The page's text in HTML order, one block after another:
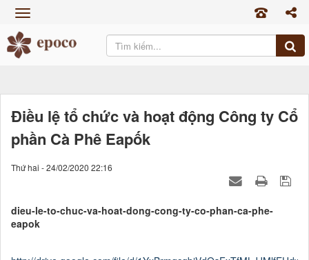
TRANG CHỦ
GIỚI THIỆU
TIN TỨC
CỔ ĐÔNG
TUYỂN DỤNG
Điều lệ tổ chức và hoạt động Công ty Cổ
phần Cà Phê Eapốk
Thứ hai - 24/02/2020 22:16
dieu-le-to-chuc-va-hoat-dong-cong-ty-co-phan-ca-phe-
eapok